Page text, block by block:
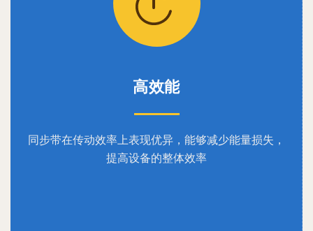
高效能
同步带在传动效率上表现优异，能够减少能量损失，
提高设备的整体效率